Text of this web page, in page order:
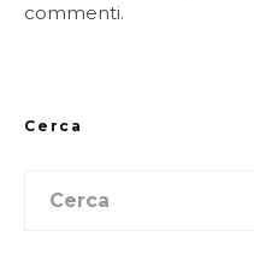
commenti.
Cerca